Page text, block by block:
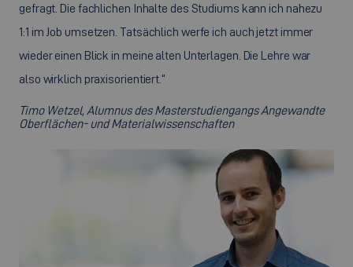
gefragt. Die fachlichen Inhalte des Studiums kann ich nahezu
1:1 im Job umsetzen. Tatsächlich werfe ich auch jetzt immer
wieder einen Blick in meine alten Unterlagen. Die Lehre war
also wirklich praxisorientiert.“
Timo Wetzel, Alumnus des Masterstudiengangs Angewandte
Oberflächen- und Materialwissenschaften